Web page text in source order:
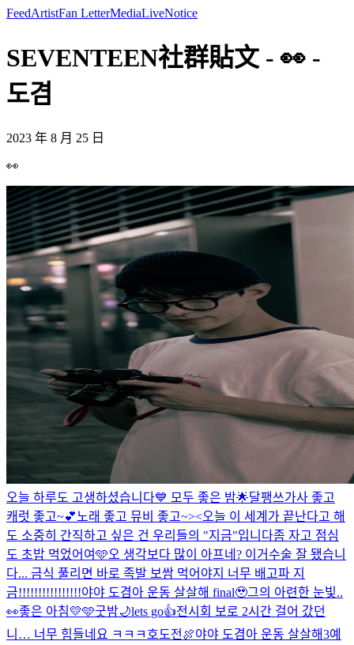
FeedArtistFan LetterMediaLiveNotice
SEVENTEEN社群貼文 - 👀 -
도겸
2023 年 8 月 25 日
👀
오늘 하루도 고생하셨습니다💙 모두 좋은 밤🌟달팽쓰가사 좋고
캐럿 좋고~💕 노래 좋고 뮤비 좋고~><오늘 이 세계가 끝난다고 해
도 소중히 간직하고 싶은 건 우리들의 "지금"입니다좀 자고 점심
도 초밥 먹었어여🩵오 생각보다 많이 아프네? 이거수술 잘 됐습니
다... 금식 풀리면 바로 족발 보쌈 먹어야지 너무 배고파 지
금!!!!!!!!!!!!!!!!야야 도겸아 운동 살살해 final🥹그의 아련한 눈빛..
👀좋은 아침💛🩵굿밤🌙lets go👍전시회 보로 2시간 걸어 갔던
니… 너무 힘들네요 ㅋㅋㅋ 호도전🍖야야 도겸아 운동 살살해3예